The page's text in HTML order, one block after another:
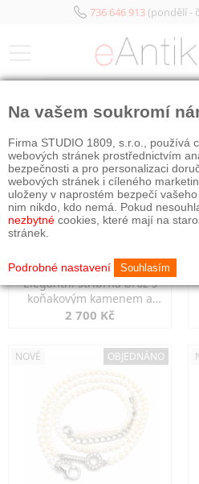
736 646 913(pondělí -
Elegantní stříbrná brož s
koňakovým kamenem a
markazity
2 700 Kč
NOVÉ OBJEDNÁNO
Na vašem soukromí
Firma STUDIO 1809, s.r.o., používá
webových stránek prostřednictvím
bezpečnosti a pro personalizaci
webových stránek i cíleného
uloženy v naprostém bezpečí
nim nikdo, kdo nemá. Pokud
nezbytné cookies, které mají na
stránek.
Podrobné nastavení Souhlasím